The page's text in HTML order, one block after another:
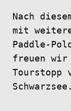
Nach
mit
Paddle-
freuen wir
Schwarzsee.